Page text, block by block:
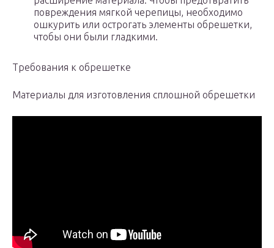
повреждения мягкой черепицы, необходимо
ошкурить или острогать элементы обрешетки,
чтобы они были гладкими.
Требования к обрешетке
Материалы для изготовления сплошной обрешетки